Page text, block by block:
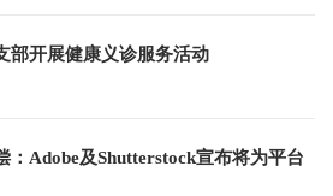
部开展健康义诊服务活动
：Adobe及Shutterstock宣布将为平台